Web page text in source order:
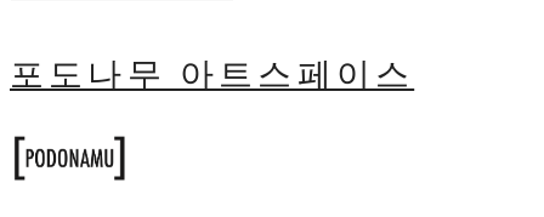
포도나무 아트스페이스